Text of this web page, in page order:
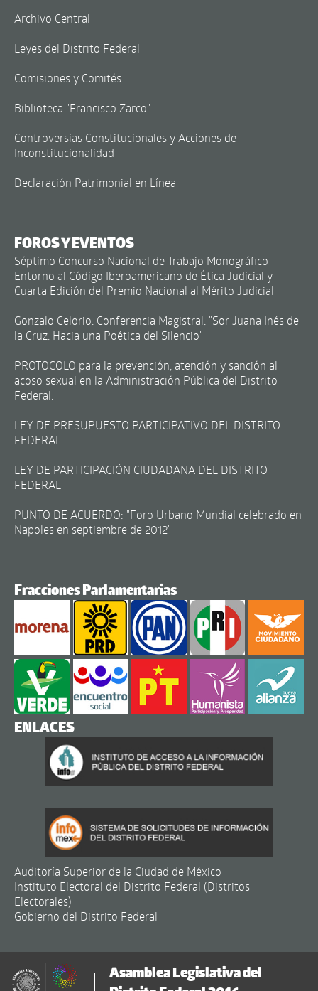
Archivo Central
Leyes del Distrito Federal
Comisiones y Comités
Biblioteca "Francisco Zarco"
Controversias Constitucionales y Acciones de
Inconstitucionalidad
Declaración Patrimonial en Línea
FOROS Y EVENTOS
Séptimo Concurso Nacional de Trabajo Monográfico
Entorno al Código Iberoamericano de Ética Judicial y
Cuarta Edición del Premio Nacional al Mérito Judicial
Gonzalo Celorio. Conferencia Magistral. "Sor Juana Inés de
la Cruz. Hacia una Poética del Silencio"
PROTOCOLO para la prevención, atención y sanción al
acoso sexual en la Administración Pública del Distrito
Federal.
LEY DE PRESUPUESTO PARTICIPATIVO DEL DISTRITO
FEDERAL
LEY DE PARTICIPACIÓN CIUDADANA DEL DISTRITO
FEDERAL
PUNTO DE ACUERDO: "Foro Urbano Mundial celebrado en
Napoles en septiembre de 2012"
Fracciones Parlamentarias
ENLACES
Auditoría Superior de la Ciudad de México
Instituto Electoral del Distrito Federal (Distritos
Electorales)
Gobierno del Distrito Federal
Asamblea Legislativa del